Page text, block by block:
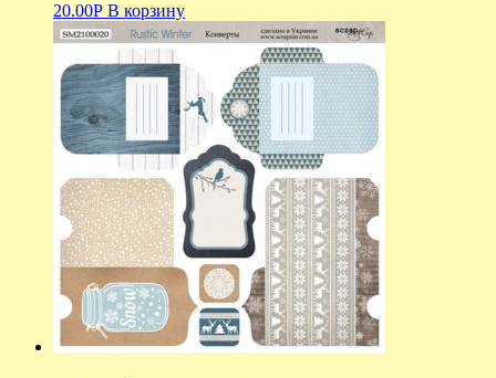
20.00Р В корзину